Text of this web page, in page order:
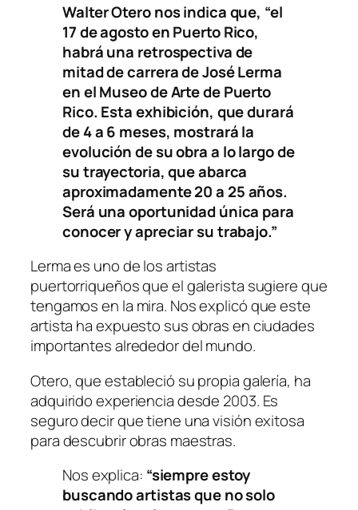
Walter Otero nos indica que, “el
17 de agosto en Puerto Rico,
habrá una retrospectiva de
mitad de carrera de José Lerma
en el Museo de Arte de Puerto
Rico. Esta exhibición, que durará
de 4 a 6 meses, mostrará la
evolución de su obra a lo largo de
su trayectoria, que abarca
aproximadamente 20 a 25 años.
Será una oportunidad única para
conocer y apreciar su trabajo.”
Lerma es uno de los artistas
puertorriqueños que el galerista sugiere que
tengamos en la mira. Nos explicó que este
artista ha expuesto sus obras en ciudades
importantes alrededor del mundo.
Otero, que estableció su propia galería, ha
adquirido experiencia desde 2003. Es
seguro decir que tiene una visión exitosa
para descubrir obras maestras.
Nos explica: “siempre estoy
buscando artistas que no solo